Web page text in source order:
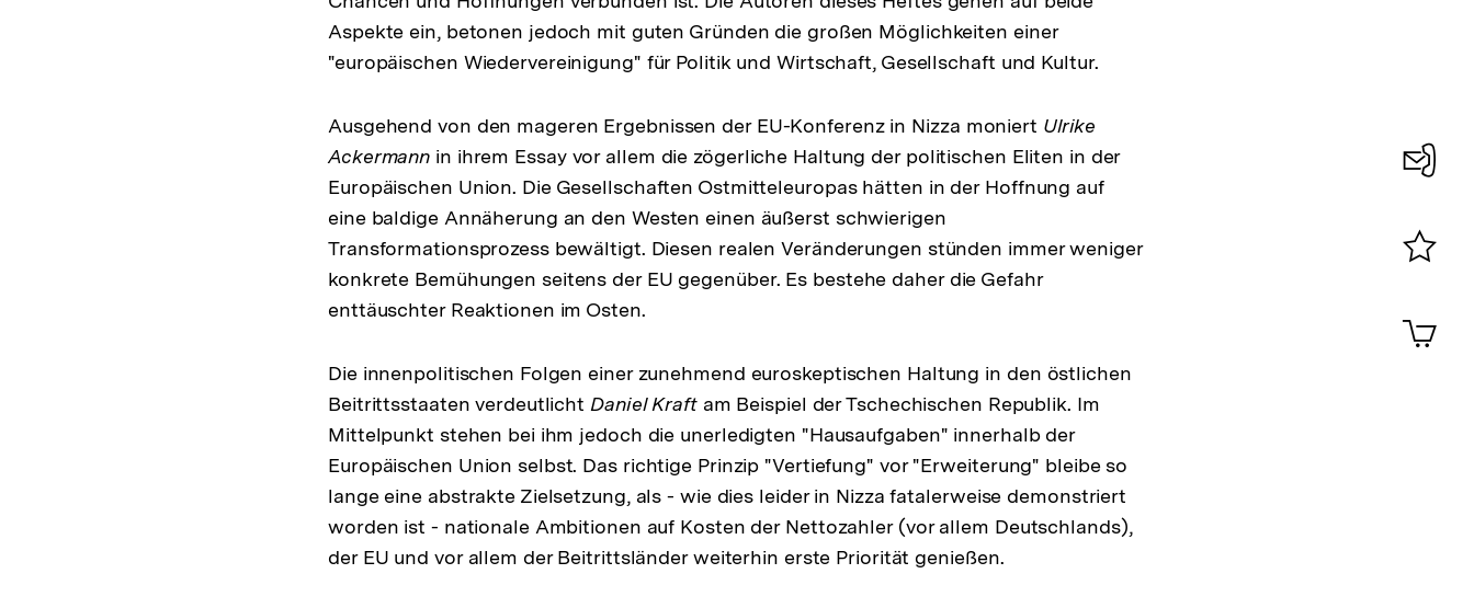
Aspekte ein, betonen jedoch mit guten Gründen die großen Möglichkeiten einer
"europäischen Wiedervereinigung" für Politik und Wirtschaft, Gesellschaft und Kultur.
Ausgehend von den mageren Ergebnissen der EU-Konferenz in Nizza moniert Ulrike
Ackermann in ihrem Essay vor allem die zögerliche Haltung der politischen Eliten in der
Europäischen Union. Die Gesellschaften Ostmitteleuropas hätten in der Hoffnung auf
eine baldige Annäherung an den Westen einen äußerst schwierigen
Transformationsprozess bewältigt. Diesen realen Veränderungen stünden immer weniger
konkrete Bemühungen seitens der EU gegenüber. Es bestehe daher die Gefahr
enttäuschter Reaktionen im Osten.
Die innenpolitischen Folgen einer zunehmend euroskeptischen Haltung in den östlichen
Beitrittsstaaten verdeutlicht Daniel Kraftam Beispiel der Tschechischen Republik. Im
Mittelpunkt stehen bei ihm jedoch die unerledigten "Hausaufgaben" innerhalb der
Europäischen Union selbst. Das richtige Prinzip "Vertiefung" vor "Erweiterung" bleibe so
lange eine abstrakte Zielsetzung, als - wie dies leider in Nizza fatalerweise demonstriert
worden ist - nationale Ambitionen auf Kosten der Nettozahler (vor allem Deutschlands),
der EU und vor allem der Beitrittsländer weiterhin erste Priorität genießen.